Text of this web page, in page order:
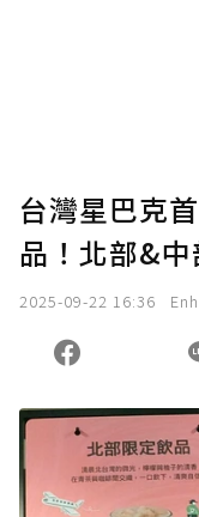
台灣星巴克
品！北部&
2025-09-22 16:36